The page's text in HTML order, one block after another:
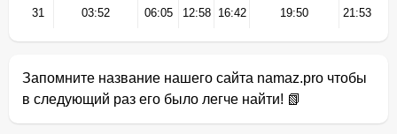
31 03:52 06:05 12:58 16:42 19:50 21:53
Запомните название нашего сайта namaz.pro чтобы
в следующий раз его было легче найти! 📗